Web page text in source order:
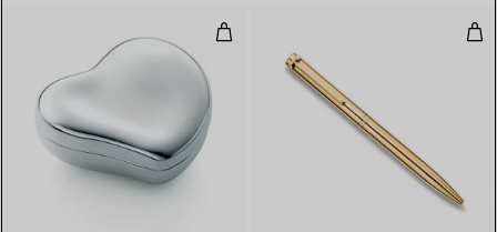
Herzdose in Sterlingsilber